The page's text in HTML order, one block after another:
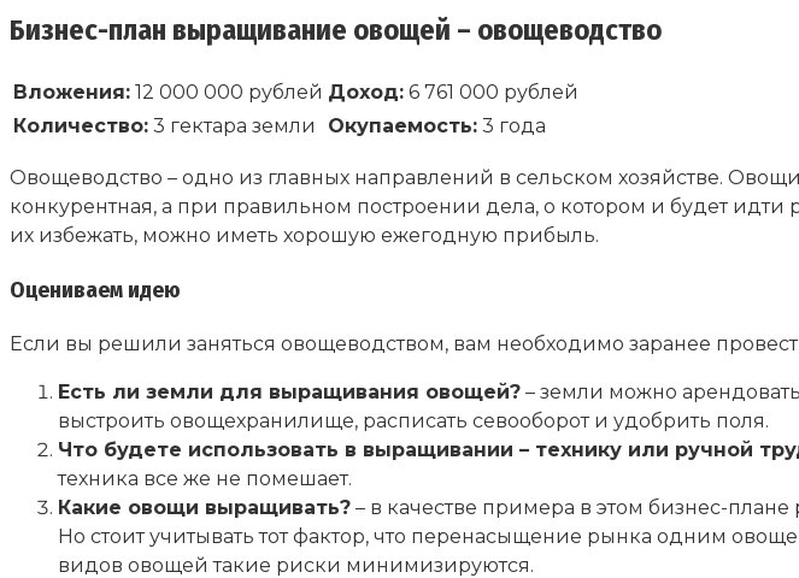
Бизнес-план выращивание овощей – овощеводство
Вложения: 12 000 000 рублей Доход: 6 761 000 рублей
Количество: 3 гектара земли Окупаемость: 3 года
Овощеводство – одно из главных направлений в сельском хозяйстве.
конкурентная, а при правильном построении дела, о котором и будет
их избежать, можно иметь хорошую ежегодную прибыль.
Оцениваем идею
Если вы решили заняться овощеводством, вам необходимо заранее
Есть ли земли для выращивания овощей? – земли можно
выстроить овощехранилище, расписать севооборот и удобрить поля.
Что будете использовать в выращивании – технику или ручной
техника все же не помешает.
Какие овощи выращивать? – в качестве примера в этом бизнес-
Но стоит учитывать тот фактор, что перенасыщение рынка одним
видов овощей такие риски минимизируются.